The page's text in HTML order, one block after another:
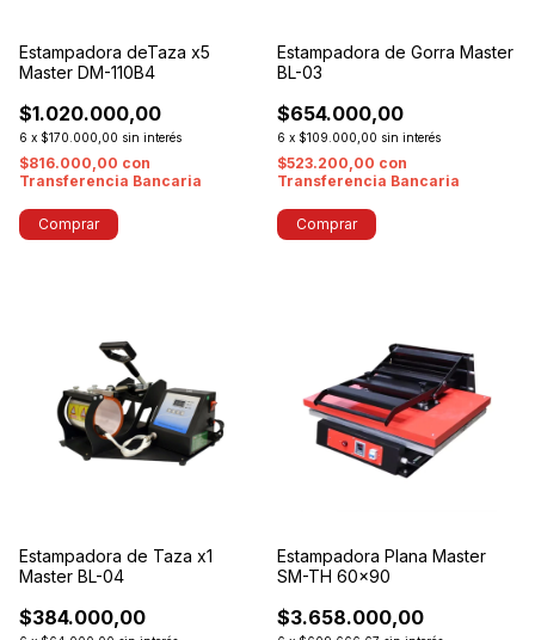
Estampadora deTaza x5
Master DM-110B4
$1.020.000,00
6 x $170.000,00 sin interés
$816.000,00 con
Transferencia Bancaria
Estampadora de Gorra Master
BL-03
$654.000,00
6 x $109.000,00 sin interés
$523.200,00 con
Transferencia Bancaria
Estampadora de Taza x1
Master BL-04
$384.000,00
Estampadora Plana Master
SM-TH 60x90
$3.658.000,00